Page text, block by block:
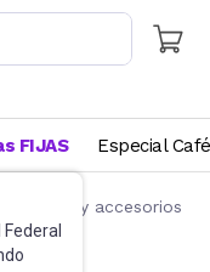
FIJAS Especial Café
y accesorios